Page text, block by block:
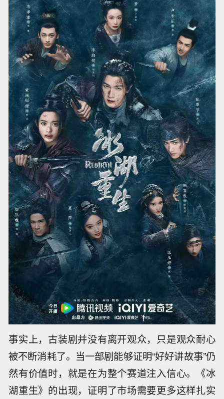
事实上，古装剧并没有离开观众，只是观众耐心
被不断消耗了。当一部剧能够证明“好好讲故事”仍
然有价值时，就是在为整个赛道注入信心。《冰
湖重生》的出现，证明了市场需要更多这样扎实